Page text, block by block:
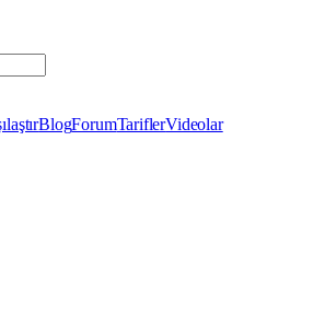
BlogForumTariflerVideolar